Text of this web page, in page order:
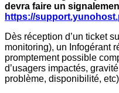
devra faire un
https://
Dès réception d’un ticket
monitoring), un Infogérant
promptement possible
d’usagers impactés,
problème, disponibilité,